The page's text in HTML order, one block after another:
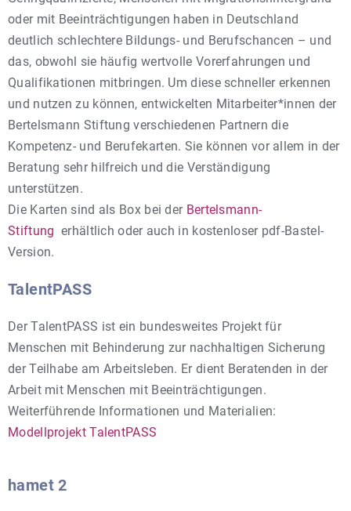
oder mit Beeinträchtigungen haben in Deutschland
deutlich schlechtere Bildungs- und Berufschancen – und
das, obwohl sie häufig wertvolle Vorerfahrungen und
Qualifikationen mitbringen. Um diese schneller erkennen
und nutzen zu können, entwickelten Mitarbeiter*innen der
Bertelsmann Stiftung verschiedenen Partnern die
Kompetenz- und Berufekarten. Sie können vor allem in der
Beratung sehr hilfreich und die Verständigung
unterstützen.
Die Karten sind als Box bei der Bertelsmann-
Stiftung erhältlich oder auch in kostenloser pdf-Bastel-
Version.
TalentPASS
Der TalentPASS ist ein bundesweites Projekt für
Menschen mit Behinderung zur nachhaltigen Sicherung
der Teilhabe am Arbeitsleben. Er dient Beratenden in der
Arbeit mit Menschen mit Beeinträchtigungen.
Weiterführende Informationen und Materialien:
Modellprojekt TalentPASS
hamet 2